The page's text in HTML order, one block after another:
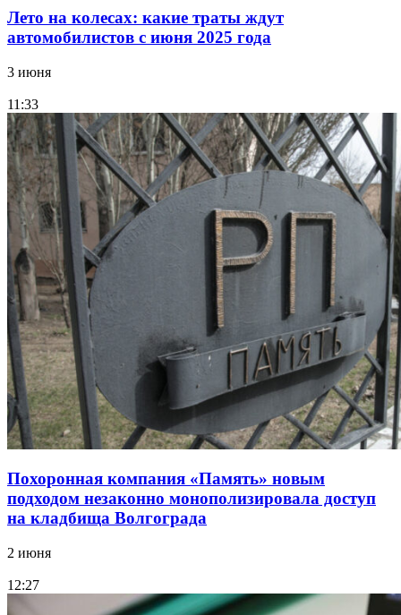
Лето на колесах: какие траты ждут
автомобилистов с июня 2025 года
3 июня
11:33
Похоронная компания «Память» новым
подходом незаконно монополизировала доступ
на кладбища Волгограда
2 июня
12:27